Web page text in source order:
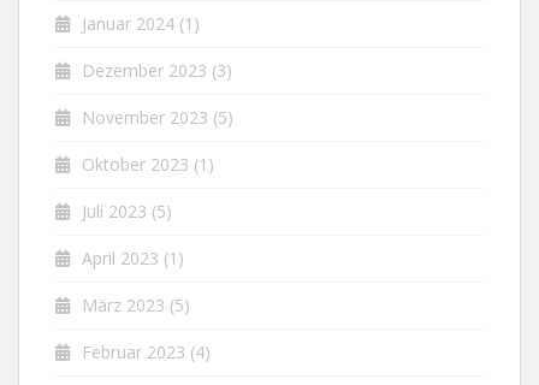
Januar 2024 (1)
Dezember 2023 (3)
November 2023 (5)
Oktober 2023 (1)
Juli 2023 (5)
April 2023 (1)
März 2023 (5)
Februar 2023 (4)